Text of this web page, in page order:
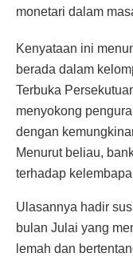
monetari dalam
Kenyataan ini
berada dalam
Terbuka
menyokong
dengan
Menurut beliau,
terhadap
Ulasannya hadir
bulan Julai yang
lemah dan